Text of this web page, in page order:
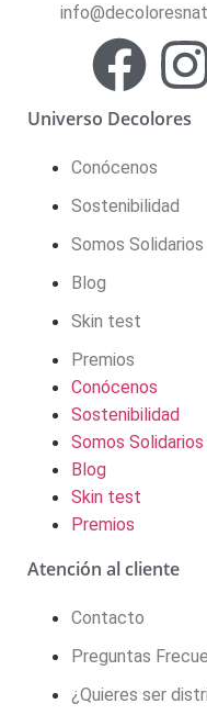
Universo Decolores
Conócenos
Sostenibilidad
Somos Solidarios
Blog
Skin test
Premios
Conócenos
Sostenibilidad
Somos Solidarios
Blog
Skin test
Premios
Atención al cliente
Contacto
Preguntas
¿Quieres ser